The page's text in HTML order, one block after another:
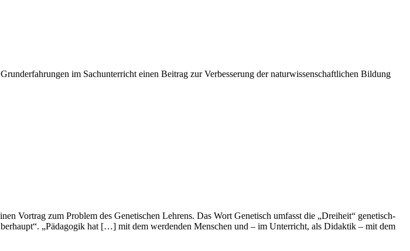
im Sachunterricht einen Beitrag zur Verbesserung der naturwissenschaftlichen Bildung
Vortrag zum Problem des Genetischen Lehrens. Das Wort Genetisch umfasst die „Dreiheit“ genetisch-
„Pädagogik hat […] mit dem werdenden Menschen und – im Unterricht, als Didaktik – mit dem